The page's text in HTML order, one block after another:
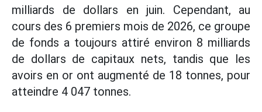
milliards de dollars en juin. Cependant, au
cours des 6 premiers mois de 2026, ce groupe
de fonds a toujours attiré environ 8 milliards
de dollars de capitaux nets, tandis que les
avoirs en or ont augmenté de 18 tonnes, pour
atteindre 4 047 tonnes.